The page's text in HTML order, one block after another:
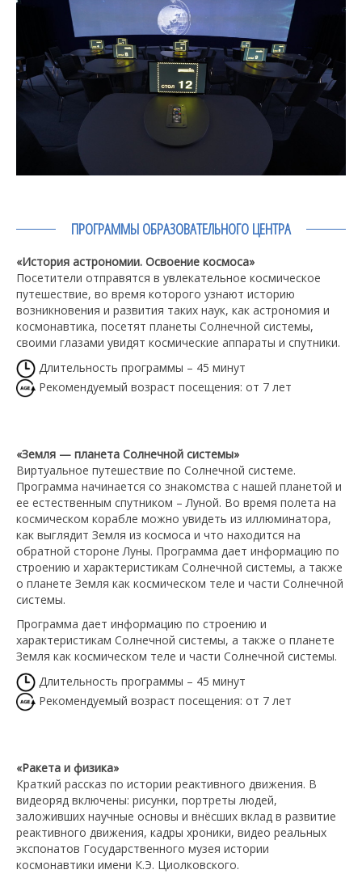
ПРОГРАММЫ ОБРАЗОВАТЕЛЬНОГО ЦЕНТРА
«История астрономии. Освоение космоса»
Посетители отправятся в увлекательное космическое
путешествие, во время которого узнают историю
возникновения и развития таких наук, как астрономия и
космонавтика, посетят планеты Солнечной системы,
своими глазами увидят космические аппараты и спутники.
Длительность программы – 45 минут
Рекомендуемый возраст посещения: от 7 лет
«Земля — планета Солнечной системы»
Виртуальное путешествие по Солнечной системе.
Программа начинается со знакомства с нашей планетой и
ее естественным спутником – Луной. Во время полета на
космическом корабле можно увидеть из иллюминатора,
как выглядит Земля из космоса и что находится на
обратной стороне Луны. Программа дает информацию по
строению и характеристикам Солнечной системы, а также
о планете Земля как космическом теле и части Солнечной
системы.
Программа дает информацию по строению и
характеристикам Солнечной системы, а также о планете
Земля как космическом теле и части Солнечной системы.
Длительность программы – 45 минут
Рекомендуемый возраст посещения: от 7 лет
«Ракета и физика»
Краткий рассказ по истории реактивного движения. В
видеоряд включены: рисунки, портреты людей,
заложивших научные основы и внёсших вклад в развитие
реактивного движения, кадры хроники, видео реальных
экспонатов Государственного музея истории
космонавтики имени К.Э. Циолковского.